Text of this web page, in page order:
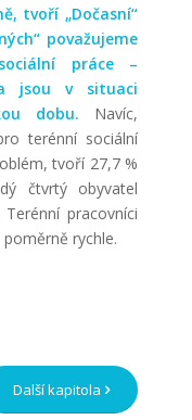
tvoří „Dočasní“
považujeme
práce –
jsou v situaci
dobu. Navíc,
terénní sociální
tvoří 27,7 %
čtvrtý obyvatel
pracovníci
rychle.
Další kapitola